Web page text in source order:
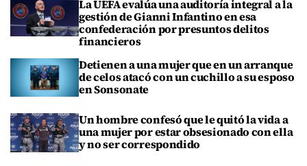
La UEFA evalúa una auditoría integral a la
gestión de Gianni Infantino en esa
confederación por presuntos delitos
financieros
Detienen a una mujer que en un arranque
de celos atacó con un cuchillo a su esposo
en Sonsonate
Un hombre confesó que le quitó la vida a
una mujer por estar obsesionado con ella
y no ser correspondido